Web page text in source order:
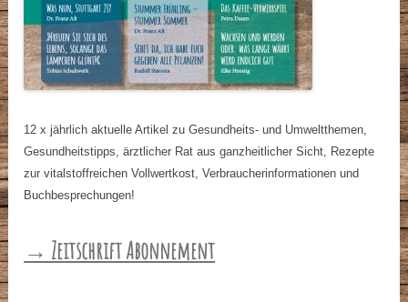
12 x jährlich aktuelle Artikel zu Gesundheits- und Umweltthemen,
Gesundheitstipps, ärztlicher Rat aus ganzheitlicher Sicht, Rezepte
zur vitalstoffreichen Vollwertkost, Verbraucherinformationen und
Buchbesprechungen!
→ Zeitschrift Abonnement